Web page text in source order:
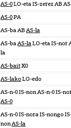
AS-0LO-eta IS-zerez AB
AS-0PA
AS-ba AB AS-la
AS-baAS-laLO-eta IS-nor
la
AS-baitX0
AS-lakoLO-edo
AS-n-0 IS-non AS-n-0 IS-
AS-0
AS-n-0 IS-nora IS-nongo
nonAS-la